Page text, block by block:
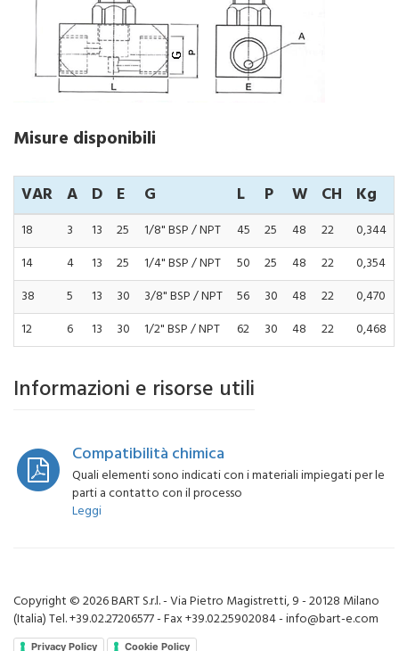
Misure disponibili
VAR A D E G L P W CH Kg
18 3 13 25 1/8" BSP / NPT 45 25 48 22
0,344
14
4 13 25 1/4" BSP / NPT 50 25 48 22
0,354
38
5 13 30 3/8" BSP / NPT 56 30 48 22
0,470
12
6 13 30 1/2" BSP / NPT 62 30 48 22 0,468
Informazioni e risorse utili
Compatibilità chimica
Quali elementi sono indicati con i materiali impiegati per le
parti a contatto con il processo
Leggi
Copyright © 2026 BART S.r.l. - Via Pietro Magistretti, 9 - 20128 Milano
(Italia) Tel. +39.02.27206577 - Fax +39.02.25902084 - info@bart-e.com
Privacy Policy Cookie Policy